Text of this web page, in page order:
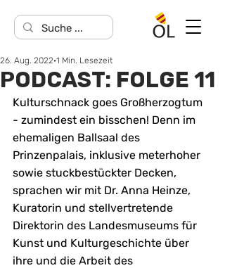
PODCAST: FOLGE 11
26. Aug. 2022 1 Min. Lesezeit
Kulturschnack goes Großherzogtum
- zumindest ein bisschen! Denn im
ehemaligen Ballsaal des
Prinzenpalais, inklusive meterhoher
sowie stuckbestückter Decken,
sprachen wir mit Dr. Anna Heinze,
Kuratorin und stellvertretende
Direktorin des Landesmuseums für
Kunst und Kulturgeschichte über
ihre und die Arbeit des